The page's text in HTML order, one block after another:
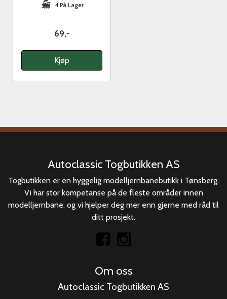
4 På Lager
69,-
Kjøp
Autoclassic Togbutikken AS
Togbutikken er en hyggelig modelljernbanebutikk i Tønsberg.
Vi har stor kompetanse på de fleste områder innen
modelljernbane, og vi hjelper deg mer enn gjerne med råd til
ditt prosjekt.
Om oss
Autoclassic Togbutikken AS